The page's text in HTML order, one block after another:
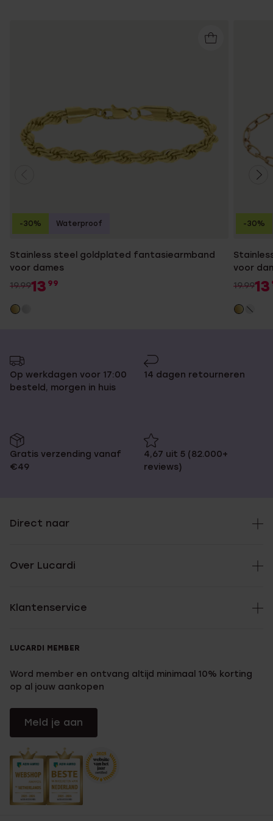
Stainless steel goldplated fantasiearmband
voor dames
19.9913 99
-30% Waterproof
voor
19.9913
-30%
Op werkdagen voor 17:00
besteld, morgen in huis
14 dagen retourneren
Gratis verzending vanaf
€49
4,67 uit 5 (82.000+
reviews)
Direct naar
Over Lucardi
Klantenservice
LUCARDI MEMBER
Word member en ontvang altijd minimaal 10% korting
op al jouw aankopen
Meld je aan